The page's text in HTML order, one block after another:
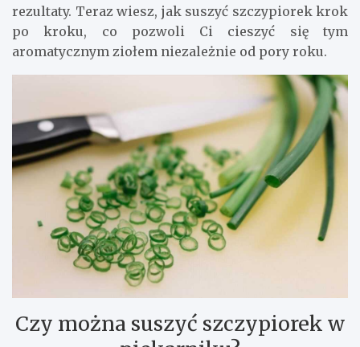
rezultaty. Teraz wiesz, jak suszyć szczypiorek krok
po kroku, co pozwoli Ci cieszyć się tym
aromatycznym ziołem niezależnie od pory roku.
Czy można suszyć szczypiorek w